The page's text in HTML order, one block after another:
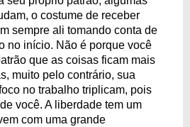
o costume de receber
sempre ali tomando conta de
no início. Não é porque você
que as coisas ficam mais
muito pelo contrário, sua
no trabalho triplicam, pois
você. A liberdade tem um
com uma grande